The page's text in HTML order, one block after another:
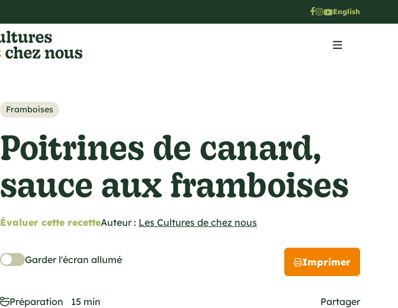
English
Framboises
Poitrines de canard,
sauce aux framboises
Évaluer cette recetteAuteur : Les Cultures de chez nous
Garder l'écran allumé Imprimer
Préparation
15 min
Partager